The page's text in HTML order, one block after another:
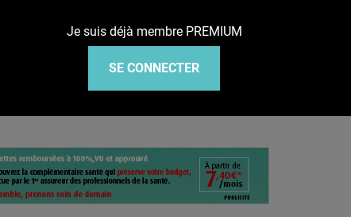
clé de nouveaux traitements
Je suis déjà membre PREMIUM
SE CONNECTER